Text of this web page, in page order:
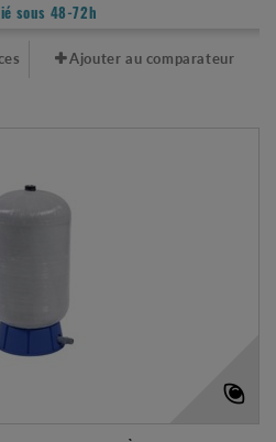
sous 48-72h
Ajouter au comparateur